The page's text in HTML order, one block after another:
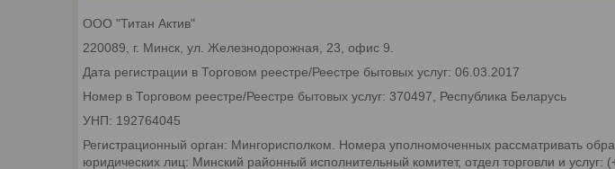
ООО "Титан Актив"
220089, г. Минск, ул. Железнодорожная, 23, офис 9.
Дата регистрации в Торговом реестре/Реестре бытовых услуг: 06.03.2017
Номер в Торговом реестре/Реестре бытовых услуг: 370497, Республика Беларусь
УНП: 192764045
Регистрационный орган: Мингорисполком. Номера уполномоченных рассматривать
юридических лиц: Минский районный исполнительный комитет, отдел торговли и